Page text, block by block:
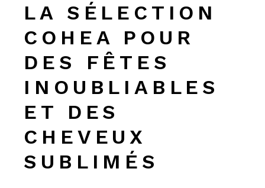
LA SÉLECTION
COHEA POUR
DES FÊTES
INOUBLIABLES
ET DES
CHEVEUX
SUBLIMÉS